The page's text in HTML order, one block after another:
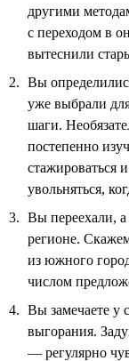
другими
с переходом в
вытеснили
Вы
уже выбрали
шаги.
постепенно
стажироваться
увольняться,
Вы переехали, а
регионе.
из южного
числом
Вы замечаете у
выгорания.
— регулярно